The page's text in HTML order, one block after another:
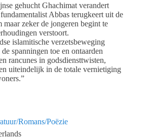
gehucht Ghachimat verandert
Abbas terugkeert uit de
maar zeker de jongeren begint te
verstoort.
islamitische verzetsbeweging
spanningen toe en ontaarden
rancunes in godsdiensttwisten,
uiteindelijk in de totale vernietiging
Romans/Poëzie